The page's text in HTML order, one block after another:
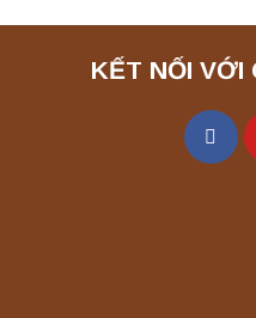
KẾT NỐI VỚI